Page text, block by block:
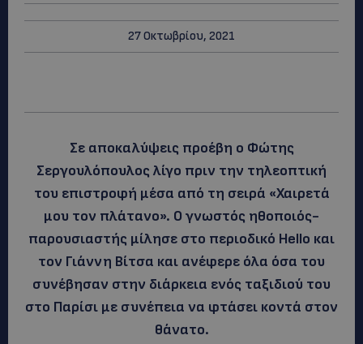
27 Οκτωβρίου, 2021
Σε αποκαλύψεις προέβη ο Φώτης
Σεργουλόπουλος λίγο πριν την τηλεοπτική
του επιστροφή μέσα από τη σειρά «Χαιρετά
μου τον πλάτανο». Ο γνωστός ηθοποιός-
παρουσιαστής μίλησε στο περιοδικό Hello και
τον Γιάννη Βίτσα και ανέφερε όλα όσα του
συνέβησαν στην διάρκεια ενός ταξιδιού του
στο Παρίσι με συνέπεια να φτάσει κοντά στον
θάνατο.